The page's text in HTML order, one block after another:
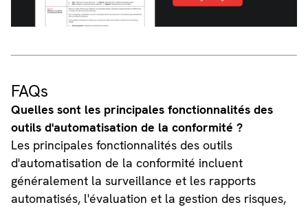
FAQs
Quelles sont les principales fonctionnalités des
outils d'automatisation de la conformité ?
Les principales fonctionnalités des outils
d'automatisation de la conformité incluent
généralement la surveillance et les rapports
automatisés, l'évaluation et la gestion des risques,